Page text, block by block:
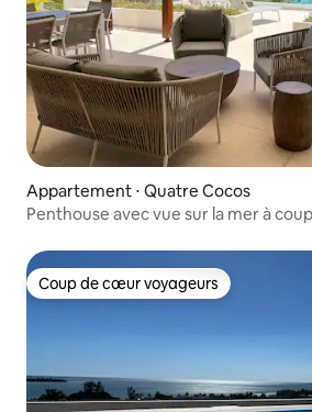
Appartement ⋅ Quatre Cocos
Penthouse avec vue sur la mer à
Coup de cœur voyageurs
Coup de cœur voyageurs